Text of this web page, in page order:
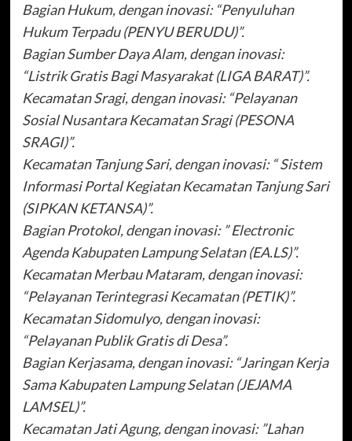
Bagian Hukum, dengan inovasi: “Penyuluhan
Hukum Terpadu (PENYU BERUDU)”.
Bagian Sumber Daya Alam, dengan inovasi:
“Listrik Gratis Bagi Masyarakat (LIGA BARAT)”.
Kecamatan Sragi, dengan inovasi: “Pelayanan
Sosial Nusantara Kecamatan Sragi (PESONA
SRAGI)”.
Kecamatan Tanjung Sari, dengan inovasi: “ Sistem
Informasi Portal Kegiatan Kecamatan Tanjung Sari
(SIPKAN KETANSA)”.
Bagian Protokol, dengan inovasi: ” Electronic
Agenda Kabupaten Lampung Selatan (EA.LS)”.
Kecamatan Merbau Mataram, dengan inovasi:
“Pelayanan Terintegrasi Kecamatan (PETIK)”.
Kecamatan Sidomulyo, dengan inovasi:
“Pelayanan Publik Gratis di Desa”.
Bagian Kerjasama, dengan inovasi: “Jaringan Kerja
Sama Kabupaten Lampung Selatan (JEJAMA
LAMSEL)”.
Kecamatan Jati Agung, dengan inovasi: ”Lahan